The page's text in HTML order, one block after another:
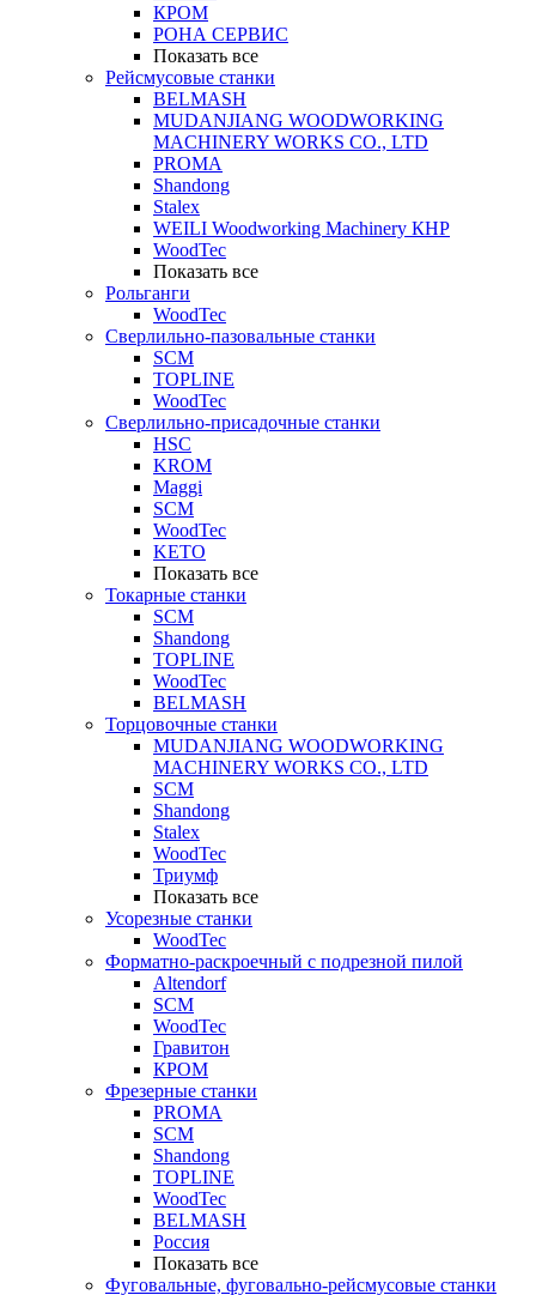
КРОМ
РОНА СЕРВИС
Показать все
Рейсмусовые станки
BELMASH
MUDANJIANG WOODWORKING
MACHINERY WORKS CO., LTD
PROMA
Shandong
Stalex
WEILI Woodworking Machinery КНР
WoodTec
Показать все
Рольганги
WoodTec
Сверлильно-пазовальные станки
SCM
TOPLINE
WoodTec
Сверлильно-присадочные станки
HSC
KROM
Maggi
SCM
WoodTec
KETO
Показать все
Токарные станки
SCM
Shandong
TOPLINE
WoodTec
BELMASH
Торцовочные станки
MUDANJIANG WOODWORKING
MACHINERY WORKS CO., LTD
SCM
Shandong
Stalex
WoodTec
Триумф
Показать все
Усорезные станки
WoodTec
Форматно-раскроечный с подрезной пилой
Altendorf
SCM
WoodTec
Гравитон
КРОМ
Фрезерные станки
PROMA
SCM
Shandong
TOPLINE
WoodTec
BELMASH
Россия
Показать все
Фуговальные, фуговально-рейсмусовые станки